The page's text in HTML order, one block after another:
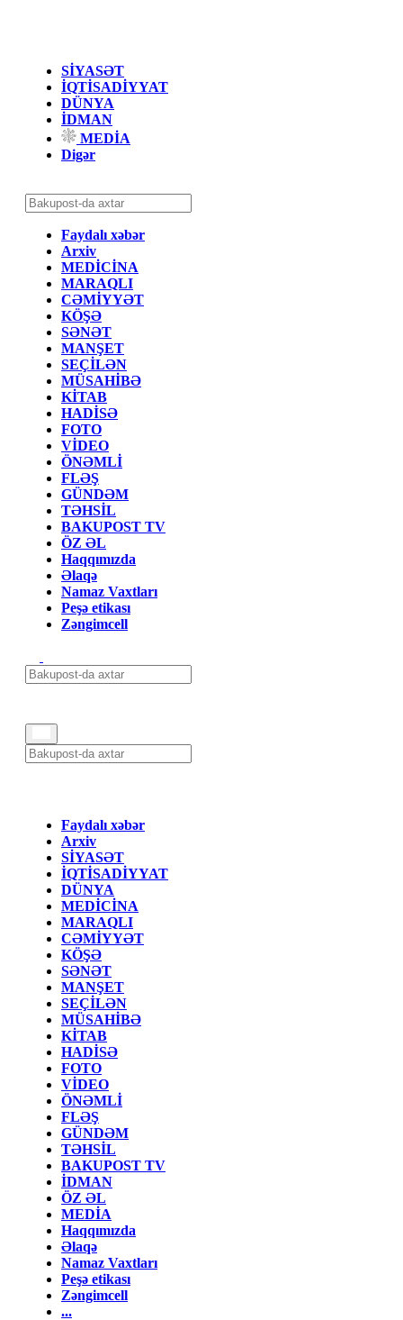
SİYASƏT
İQTİSADİYYAT
DÜNYA
İDMAN
MEDİA
Digər
Faydalı xəbər
Arxiv
MEDİCİNA
MARAQLI
CƏMİYYƏT
KÖŞƏ
SƏNƏT
MANŞET
SEÇİLƏN
MÜSAHİBƏ
KİTAB
HADİSƏ
FOTO
VİDEO
ÖNƏMLİ
FLƏŞ
GÜNDƏM
TƏHSİL
BAKUPOST TV
ÖZ ƏL
Haqqımızda
Əlaqə
Namaz Vaxtları
Peşə etikası
Zəngimcell
Faydalı xəbər
Arxiv
SİYASƏT
İQTİSADİYYAT
DÜNYA
MEDİCİNA
MARAQLI
CƏMİYYƏT
KÖŞƏ
SƏNƏT
MANŞET
SEÇİLƏN
MÜSAHİBƏ
KİTAB
HADİSƏ
FOTO
VİDEO
ÖNƏMLİ
FLƏŞ
GÜNDƏM
TƏHSİL
BAKUPOST TV
İDMAN
ÖZ ƏL
MEDİA
Haqqımızda
Əlaqə
Namaz Vaxtları
Peşə etikası
Zəngimcell
...